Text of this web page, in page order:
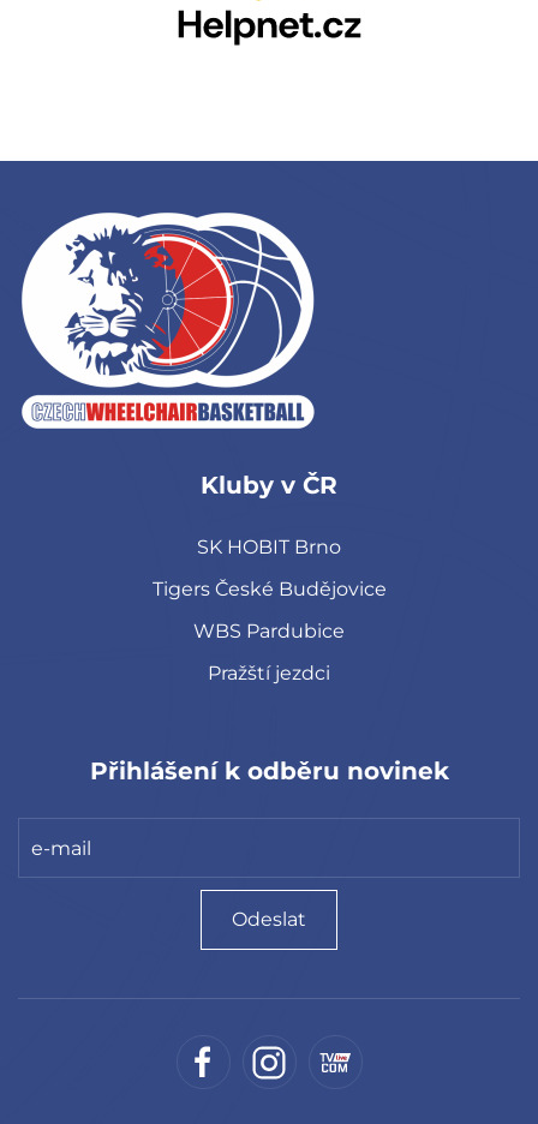
Kluby v ČR
SK HOBIT Brno
Tigers České Budějovice
WBS Pardubice
Pražští jezdci
Přihlášení k odběru novinek
Odeslat